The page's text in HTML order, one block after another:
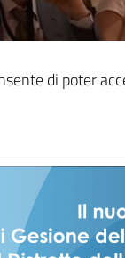
di poter